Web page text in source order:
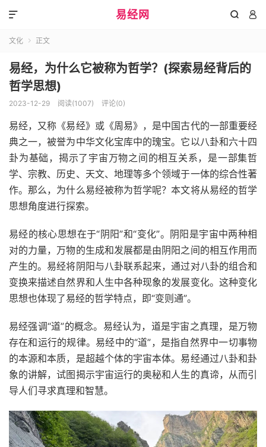
易经网  

文化  正文
易经，为什么它被称为哲学？(探索易经背后的
哲学思想)
2023-12-29 阅读(1007) 评论(0)
易经，又称《易经》或《周易》，是中国古代的一部重要经
典之一，被誉为中华文化宝库中的瑰宝。它以八卦和六十四
卦为基础，揭示了宇宙万物之间的相互关系，是一部集哲
学、宗教、历史、天文、地理等多个领域于一体的综合性著
作。那么，为什么易经被称为哲学呢？本文将从易经的哲学
思想角度进行探索。
易经的核心思想在于“阴阳”和“变化”。阴阳是宇宙中两种相
对的力量，万物的生成和发展都是由阴阳之间的相互作用而
产生的。易经将阴阳与八卦联系起来，通过对八卦的组合和
变换来描述自然界和人生中各种现象的发展变化。这种变化
思想也体现了易经的哲学特点，即“变则通”。
易经强调“道”的概念。易经认为，道是宇宙之真理，是万物
存在和运行的规律。易经中的“道”，是指自然界中一切事物
的本源和本质，是超越个体的宇宙本体。易经通过八卦和卦
象的讲解，试图揭示宇宙运行的奥秘和人生的真谛，从而引
导人们寻求真理和智慧。